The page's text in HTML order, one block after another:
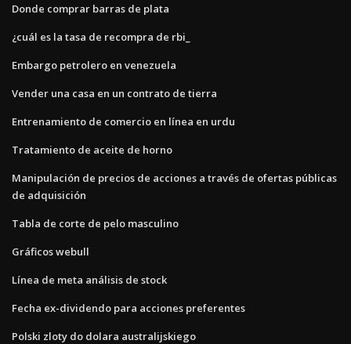
Donde comprar barras de plata
¿cuál es la tasa de recompra de rbi_
Embargo petrolero en venezuela
Vender una casa en un contrato de tierra
Entrenamiento de comercio en línea en urdu
Tratamiento de aceite de horno
Manipulación de precios de acciones a través de ofertas públicas
de adquisición
Tabla de corte de pelo masculino
Gráficos webull
Línea de meta análisis de stock
Fecha ex-dividendo para acciones preferentes
Polski zloty do dolara australijskiego